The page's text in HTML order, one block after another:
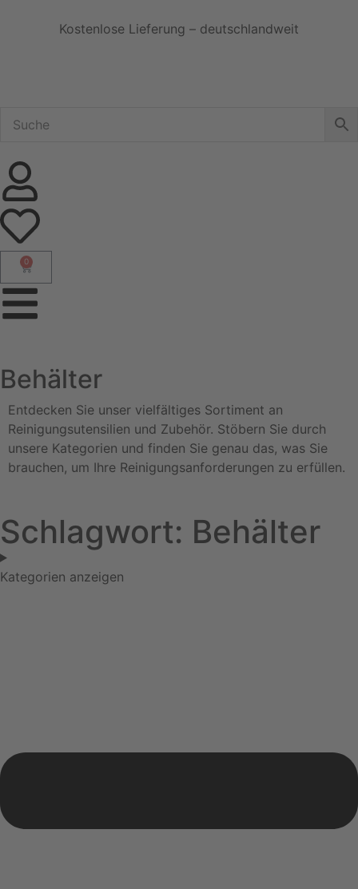
Kostenlose Lieferung – deutschlandweit
0
Behälter
Entdecken Sie unser vielfältiges Sortiment an
Reinigungsutensilien und Zubehör. Stöbern Sie durch
unsere Kategorien und finden Sie genau das, was Sie
brauchen, um Ihre Reinigungsanforderungen zu erfüllen.
Schlagwort: Behälter
Kategorien anzeigen